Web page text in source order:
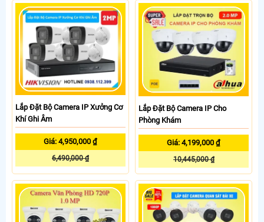
Lắp Đặt Bộ Camera IP Xưởng Cơ
Khí Ghi Âm
Giá: 4,950,000 ₫
6,490,000 ₫
Lắp Đặt Bộ Camera IP Cho
Phòng Khám
Giá: 4,199,000 ₫
10,445,000 ₫